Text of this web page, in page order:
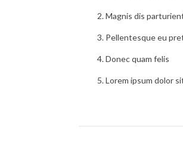
Magnis dis
Pellentesque eu
Donec quam felis
Lorem ipsum dolor